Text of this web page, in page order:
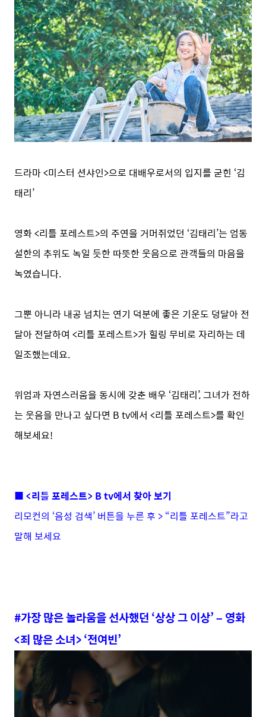
드라마 <미스터 션샤인>으로 대배우로서의 입지를 굳힌 ‘김
태리’
영화 <리틀 포레스트>의 주연을 거머쥐었던 ‘김태리’는 엄동
설한의 추위도 녹일 듯한 따뜻한 웃음으로 관객들의 마음을
녹였습니다.
그뿐 아니라 내공 넘치는 연기 덕분에 좋은 기운도 덩달아 전
달아 전달하여 <리틀 포레스트>가 힐링 무비로 자리하는 데
일조했는데요.
위엄과 자연스러움을 동시에 갖춘 배우 ‘김태리’, 그녀가 전하
는 웃음을 만나고 싶다면 B tv에서 <리틀 포레스트>를 확인
해보세요!
■ <리틀 포레스트> B tv에서 찾아 보기
리모컨의 ‘음성 검색’ 버튼을 누른 후 > “리틀 포레스트”라고
말해 보세요
#가장 많은 놀라움을 선사했던 ‘상상 그 이상’ – 영화
<죄 많은 소녀> ‘전여빈’